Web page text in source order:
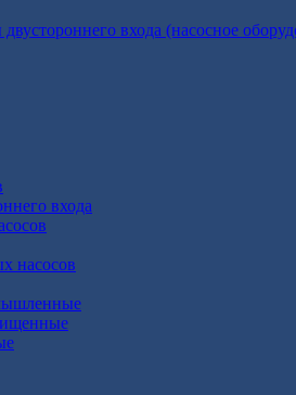
входа (насосное
входа
насосов